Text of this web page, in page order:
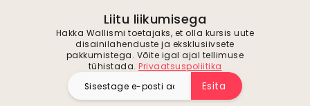
Liitu liikumisega
Hakka Wallismi toetajaks, et olla kursis uute
disainilahenduste ja eksklusiivsete
pakkumistega. Võite igal ajal tellimuse
tühistada. Privaatsuspoliitika
Esita